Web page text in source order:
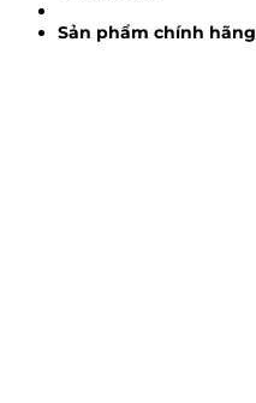
Sản phẩm chính